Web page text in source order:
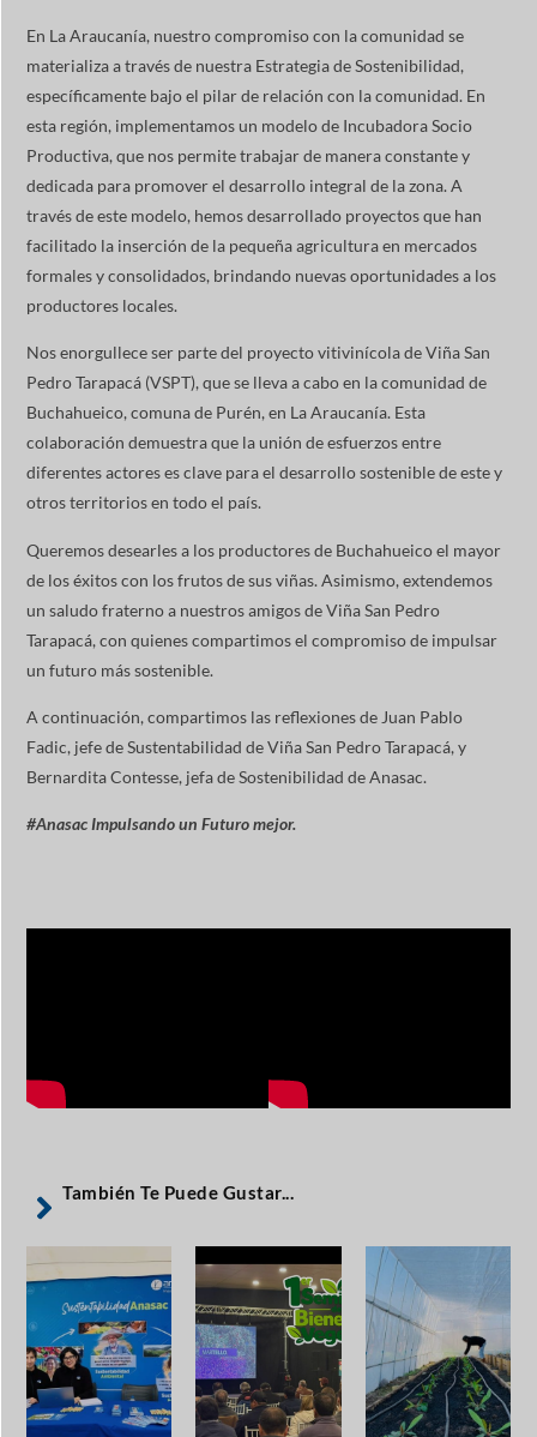
En La Araucanía, nuestro compromiso con la comunidad se
materializa a través de nuestra Estrategia de Sostenibilidad,
específicamente bajo el pilar de relación con la comunidad. En
esta región, implementamos un modelo de Incubadora Socio
Productiva, que nos permite trabajar de manera constante y
dedicada para promover el desarrollo integral de la zona. A
través de este modelo, hemos desarrollado proyectos que han
facilitado la inserción de la pequeña agricultura en mercados
formales y consolidados, brindando nuevas oportunidades a los
productores locales.
Nos enorgullece ser parte del proyecto vitivinícola de Viña San
Pedro Tarapacá (VSPT), que se lleva a cabo en la comunidad de
Buchahueico, comuna de Purén, en La Araucanía. Esta
colaboración demuestra que la unión de esfuerzos entre
diferentes actores es clave para el desarrollo sostenible de este y
otros territorios en todo el país.
Queremos desearles a los productores de Buchahueico el mayor
de los éxitos con los frutos de sus viñas. Asimismo, extendemos
un saludo fraterno a nuestros amigos de Viña San Pedro
Tarapacá, con quienes compartimos el compromiso de impulsar
un futuro más sostenible.
A continuación, compartimos las reflexiones de Juan Pablo
Fadic, jefe de Sustentabilidad de Viña San Pedro Tarapacá, y
Bernardita Contesse, jefa de Sostenibilidad de Anasac.
#Anasac Impulsando un Futuro mejor.
También Te Puede Gustar...